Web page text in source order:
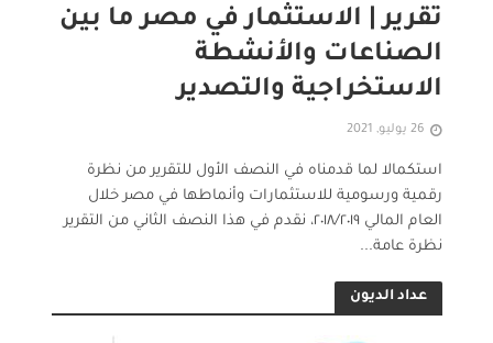
تقرير | الاستثمار في مصر ما بين
الصناعات والأنشطة
الاستخراجية والتصدير
26 يوليو, 2021
استكمالا لما قدمناه في النصف الأول للتقرير من نظرة
رقمية ورسومية للاستثمارات وأنماطها في مصر خلال
العام المالي ٢٠١٨/٢٠١٩، نقدم في هذا النصف الثاني من التقرير
نظرة عامة...
عداد الديون